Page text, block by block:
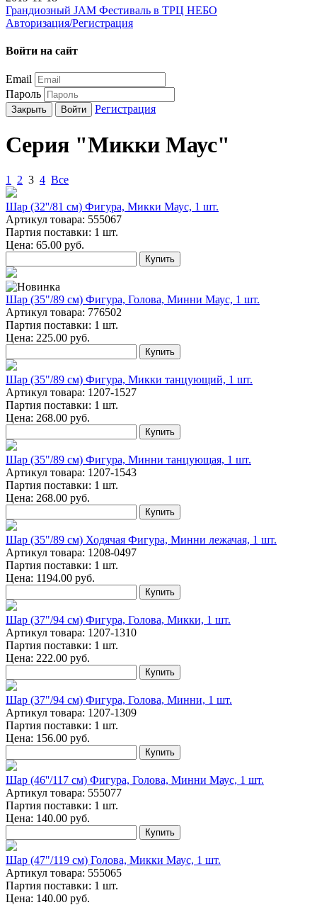
Грандиозный JAM Фестиваль в ТРЦ НЕБО
Авторизация/Регистрация
Войти на сайт
Email
Пароль
Закрыть Войти Регистрация
Серия "Микки Маус"
1 2 3 4 Все
Шар (32''/81 см) Фигура, Микки Маус, 1 шт.
Артикул товара: 555067
Партия поставки: 1 шт.
Цена: 65.00 руб.
Купить
Шар (35"/89 см) Фигура, Голова, Минни Маус, 1 шт.
Артикул товара: 776502
Партия поставки: 1 шт.
Цена: 225.00 руб.
Купить
Шар (35"/89 см) Фигура, Микки танцующий, 1 шт.
Артикул товара: 1207-1527
Партия поставки: 1 шт.
Цена: 268.00 руб.
Купить
Шар (35"/89 см) Фигура, Минни танцующая, 1 шт.
Артикул товара: 1207-1543
Партия поставки: 1 шт.
Цена: 268.00 руб.
Купить
Шар (35"/89 см) Ходячая Фигура, Минни лежачая, 1 шт.
Артикул товара: 1208-0497
Партия поставки: 1 шт.
Цена: 1194.00 руб.
Купить
Шар (37"/94 см) Фигура, Голова, Микки, 1 шт.
Артикул товара: 1207-1310
Партия поставки: 1 шт.
Цена: 222.00 руб.
Купить
Шар (37"/94 см) Фигура, Голова, Минни, 1 шт.
Артикул товара: 1207-1309
Партия поставки: 1 шт.
Цена: 156.00 руб.
Купить
Шар (46''/117 см) Фигура, Голова, Минни Маус, 1 шт.
Артикул товара: 555077
Партия поставки: 1 шт.
Цена: 140.00 руб.
Купить
Шар (47"/119 см) Голова, Микки Маус, 1 шт.
Артикул товара: 555065
Партия поставки: 1 шт.
Цена: 140.00 руб.